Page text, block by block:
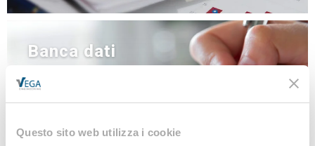
Questo sito web utilizza i cookie
Banca dati
LEGISLAZIONE